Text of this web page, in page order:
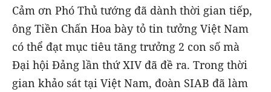
Cảm ơn Phó Thủ tướng đã dành thời gian tiếp,
ông Tiền Chấn Hoa bày tỏ tin tưởng Việt Nam
có thể đạt mục tiêu tăng trưởng 2 con số mà
Đại hội Đảng lần thứ XIV đã đề ra. Trong thời
gian khảo sát tại Việt Nam, đoàn SIAB đã làm